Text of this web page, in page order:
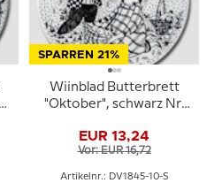
SPARREN 21%
Wiinblad Butterbrett
"Oktober", schwarz Nr.
EUR 13,24
Vor: EUR 16,72
Artikelnr.: DV1845-10-S